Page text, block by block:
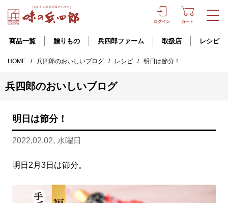
ログイン カート
商品一覧 贈りもの 兵四郎ファーム 取扱店 レシピ
HOME / 兵四郎のおいしいブログ / レシピ / 明日は節分！
兵四郎のおいしいブログ
明日は節分！
2022,02,02, 水曜日
明日2月3日は節分。